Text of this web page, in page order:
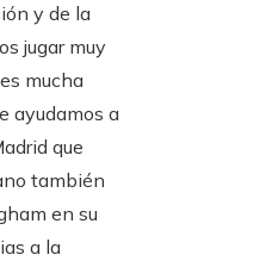
y de la
jugar muy
mucha
ayudamos a
que
también
en su
a la